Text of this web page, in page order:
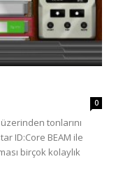
0
tonlarını
ID:Core BEAM ile
birçok kolaylık